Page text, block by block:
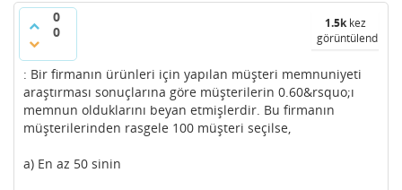
0
0
1.5kkez
görüntülendi
: Bir firmanın ürünleri için yapılan müşteri memnuniyeti
araştırması sonuçlarına göre müşterilerin 0.60&rsquo;ı
memnun olduklarını beyan etmişlerdir. Bu firmanın
müşterilerinden rasgele 100 müşteri seçilse,
a) En az 50 sinin